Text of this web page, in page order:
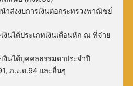
ำส่งงบการเงินต่อกระทรวงพาณิชย์
งินได้ประเภทเงินเดือนหัก ณ ที่จ่าย
งินได้บุคคลธรรมดาประจำปี
ภ.ง.ด.94 และอื่นๆ